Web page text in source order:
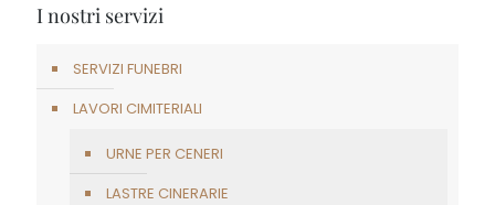
I nostri servizi
SERVIZI FUNEBRI
LAVORI CIMITERIALI
URNE PER CENERI
LASTRE CINERARIE